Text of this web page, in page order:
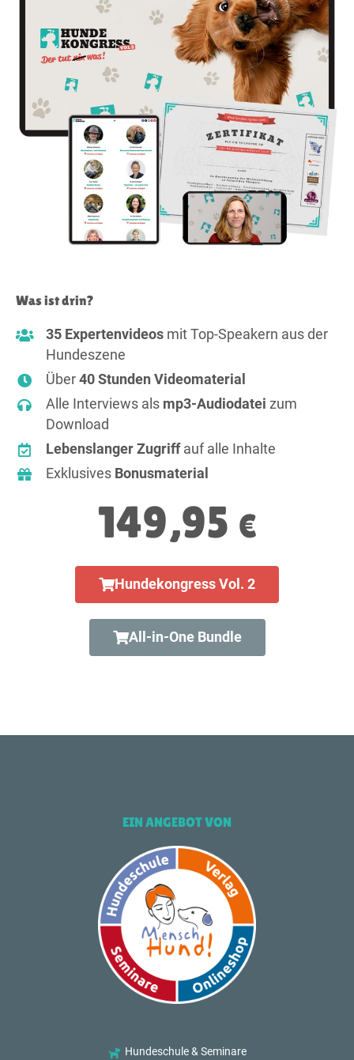
Was ist drin?
35 Expertenvideosmit Top-Speakern aus der
Hundeszene
Über 40 Stunden Videomaterial
Alle Interviews als mp3-Audiodatei zum
Download
Lebenslanger Zugriffauf alle Inhalte
Exklusives Bonusmaterial
149,95 €
Hundekongress Vol. 2
All-in-One Bundle
EIN ANGEBOT VON
Hundeschule & Seminare